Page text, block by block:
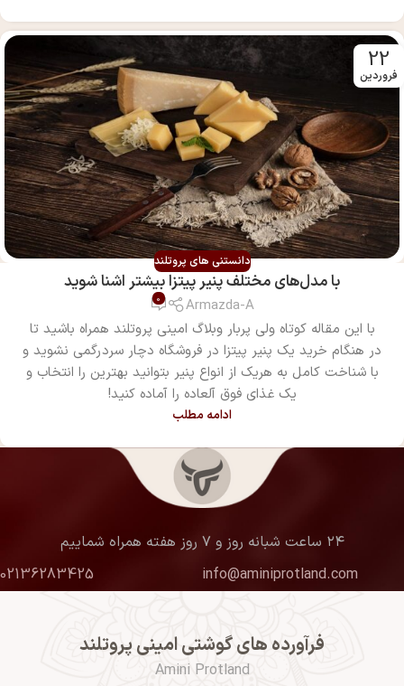
22
فروردین
دانستنی های پروتلند
با مدل‌های مختلف پنیر پیتزا بیشتر اشنا شوید
Armazda-A
0
با این مقاله کوتاه ولی پربار وبلاگ امینی پروتلند همراه باشید تا
در هنگام خرید یک پنیر پیتزا در فروشگاه دچار سردرگمی نشوید و
با شناخت کامل به هریک از انواع پنیر بتوانید بهترین را انتخاب و
یک غذای فوق آلعاده را آماده کنید!
ادامه مطلب
۲۴ ساعت شبانه روز و ۷ روز هفته همراه شماییم
info@aminiprotland.com
02136283425
فرآورده های گوشتی امینی پروتلند
Amini Protland